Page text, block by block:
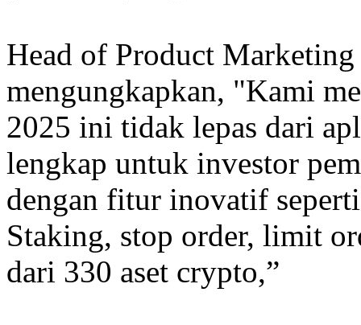
Head of Product
mengungkapkan, "Kami
2025 ini tidak lepas dari
lengkap untuk investor
dengan fitur inovatif
Staking, stop order, limit
dari 330 aset crypto,”